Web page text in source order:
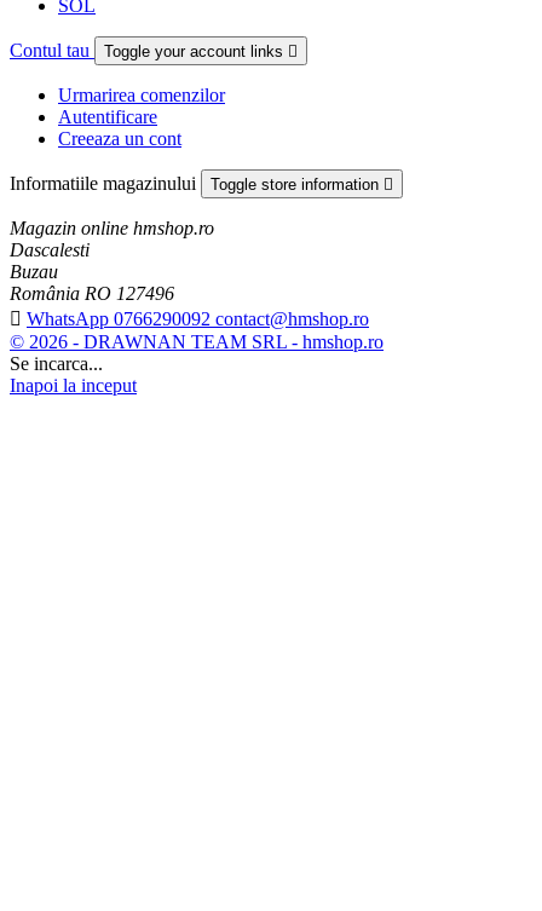
SOL
Contul tau Toggle your account links 
Urmarirea comenzilor
Autentificare
Creeaza un cont
Informatiile magazinului Toggle store information 
Magazin online hmshop.ro
Dascalesti
Buzau
România RO 127496
 WhatsApp 0766290092 contact@hmshop.ro
© 2026 - DRAWNAN TEAM SRL - hmshop.ro
Se incarca...
Inapoi la inceput